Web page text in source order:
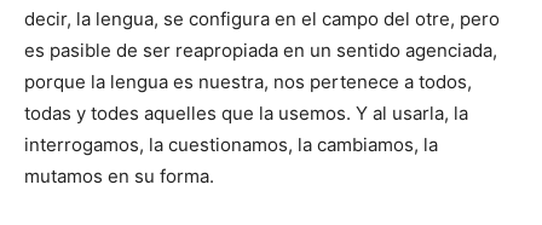
decir, la lengua, se configura en el campo del otre, pero
es pasible de ser reapropiada en un sentido agenciada,
porque la lengua es nuestra, nos pertenece a todos,
todas y todes aquelles que la usemos. Y al usarla, la
interrogamos, la cuestionamos, la cambiamos, la
mutamos en su forma.